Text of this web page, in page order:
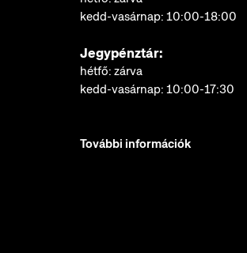
kedd-vasárnap: 10:00-18:00
Jegypénztár:
hétfő: zárva
kedd-vasárnap: 10:00-17:30
További információk